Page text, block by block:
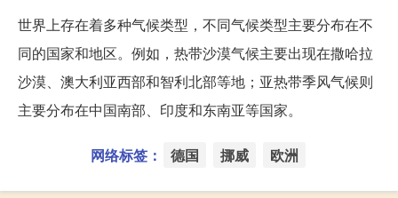
世界上存在着多种气候类型，不同气候类型主要分布在不
同的国家和地区。例如，热带沙漠气候主要出现在撒哈拉
沙漠、澳大利亚西部和智利北部等地；亚热带季风气候则
主要分布在中国南部、印度和东南亚等国家。
网络标签： 德国 挪威 欧洲